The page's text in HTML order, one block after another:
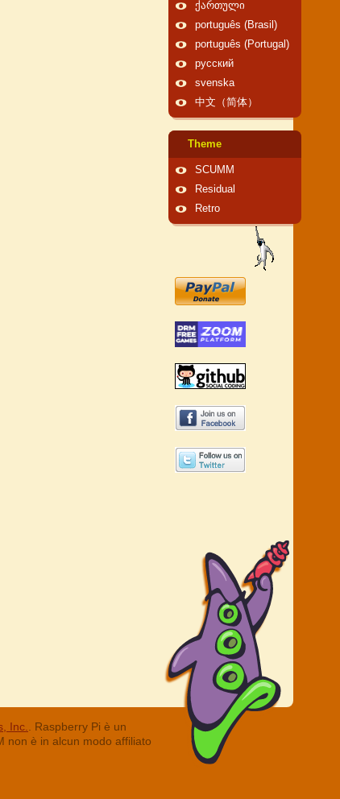
ქართული
português (Brasil)
português (Portugal)
русский
svenska
中文（简体）
Theme
SCUMM
Residual
Retro
Inc.
. Raspberry Pi è un
non è in alcun modo affiliato